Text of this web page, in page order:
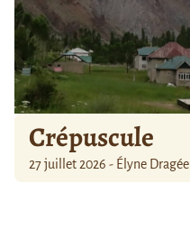
Crépuscule
27 juillet 2026 - Élyne Dragée